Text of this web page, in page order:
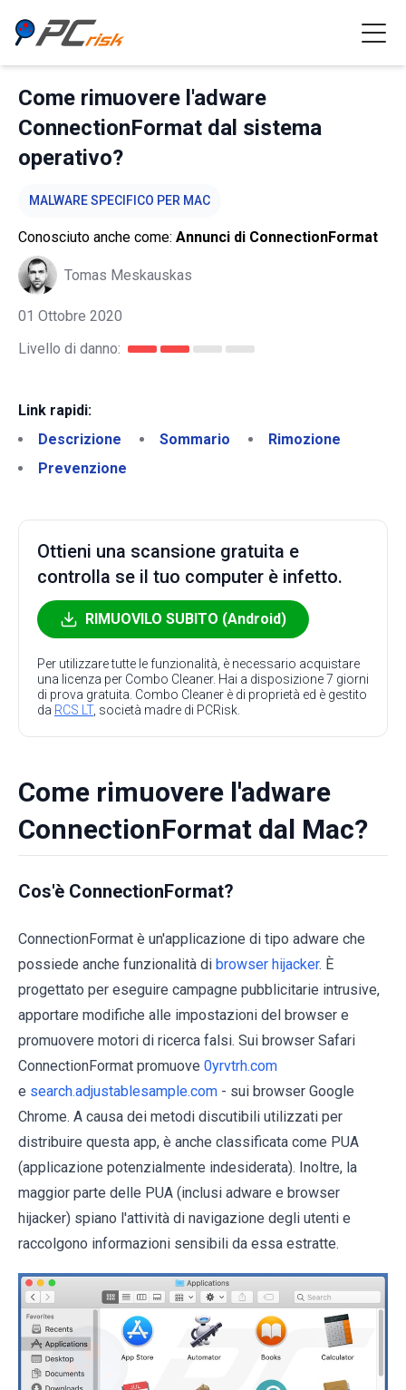
Come rimuovere l'adware
ConnectionFormat dal sistema
operativo?
MALWARE SPECIFICO PER MAC
Conosciuto anche come: Annunci di ConnectionFormat
Tomas Meskauskas
01 Ottobre 2020
Livello di danno:
Link rapidi:
Descrizione
Sommario
Rimozione
Prevenzione
Ottieni una scansione gratuita e
controlla se il tuo computer è infetto.
RIMUOVILO SUBITO (Android)
Per utilizzare tutte le funzionalità, è necessario acquistare
una licenza per Combo Cleaner. Hai a disposizione 7 giorni
di prova gratuita. Combo Cleaner è di proprietà ed è gestito
da RCS LT, società madre di PCRisk.
Come rimuovere l'adware
ConnectionFormat dal Mac?
Cos'è ConnectionFormat?
ConnectionFormat è un'applicazione di tipo adware che
possiede anche funzionalità di browser hijacker. È
progettato per eseguire campagne pubblicitarie intrusive,
apportare modifiche alle impostazioni del browser e
promuovere motori di ricerca falsi. Sui browser Safari
ConnectionFormat promuove 0yrvtrh.com
e search.adjustablesample.com - sui browser Google
Chrome. A causa dei metodi discutibili utilizzati per
distribuire questa app, è anche classificata come PUA
(applicazione potenzialmente indesiderata). Inoltre, la
maggior parte delle PUA (inclusi adware e browser
hijacker) spiano l'attività di navigazione degli utenti e
raccolgono informazioni sensibili da essa estratte.